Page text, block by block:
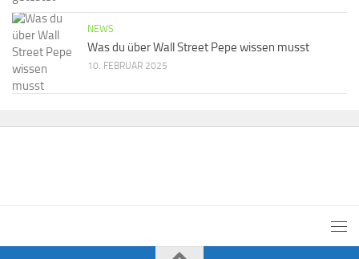
NEWS
Was du über Wall Street Pepe wissen musst
10. FEBRUAR 2025